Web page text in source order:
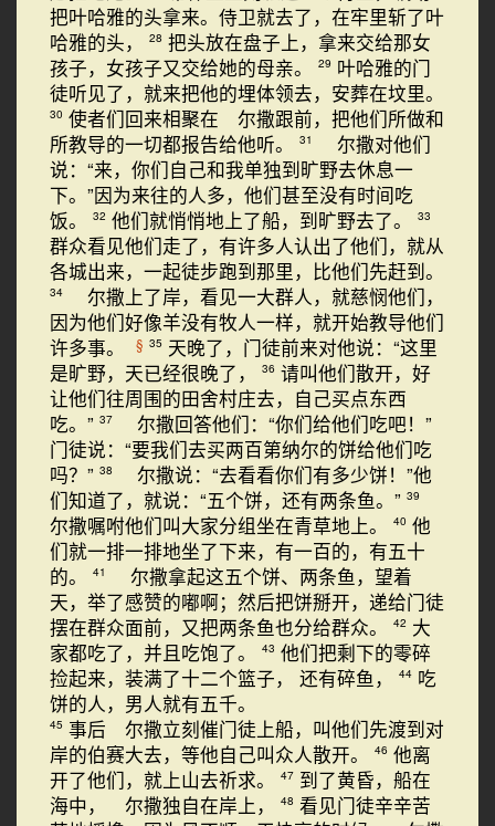
把叶哈雅的头拿来。侍卫就去了，在牢里斩了叶
哈雅的头，
28 把头放在盘子上，拿来交给那女
孩子，女孩子又交给她的母亲。
29 叶哈雅的门
徒听见了，就来把他的埋体领去，安葬在坟里。
30 使者们回来相聚在 尔撒跟前，把他们所做和
所教导的一切都报告给他听。
31
尔撒对他们
说：“来，你们自己和我单独到旷野去休息一
下。”因为来往的人多，他们甚至没有时间吃
饭。
32 他们就悄悄地上了船，到旷野去了。 33
群众看见他们走了，有许多人认出了他们，就从
各城出来，一起徒步跑到那里，比他们先赶到。
34
尔撒上了岸，看见一大群人，就慈悯他们，
因为他们好像羊没有牧人一样，就开始教导他们
许多事。
§ 35 天晚了，门徒前来对他说：“这里
是旷野，天已经很晚了，
36 请叫他们散开，好
让他们往周围的田舍村庄去，自己买点东西
吃。” 37
尔撒回答他们：“你们给他们吃吧！”
门徒说：“要我们去买两百第纳尔的饼给他们吃
吗？” 38
尔撒说：“去看看你们有多少饼！”他
们知道了，就说：“五个饼，还有两条鱼。” 39
尔撒嘱咐他们叫大家分组坐在青草地上。 40 他
们就一排一排地坐了下来，有一百的，有五十
的。
41
尔撒拿起这五个饼、两条鱼，望着
天，举了感赞的嘟啊；然后把饼掰开，递给门徒
摆在群众面前，又把两条鱼也分给群众。
42 大
家都吃了，并且吃饱了。
43 他们把剩下的零碎
捡起来，装满了十二个篮子， 还有碎鱼，
44 吃
饼的人，男人就有五千。
45 事后 尔撒立刻催门徒上船，叫他们先渡到对
岸的伯赛大去，等他自己叫众人散开。
46 他离
开了他们，就上山去祈求。
47 到了黄昏，船在
海中， 尔撒独自在岸上，
48 看见门徒辛辛苦